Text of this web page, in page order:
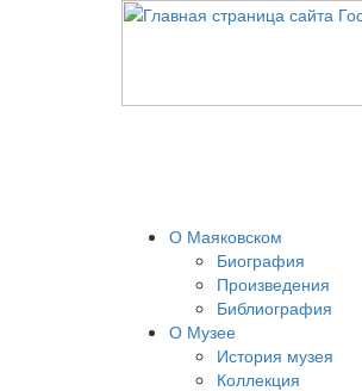
О Маяковском
Биография
Произведения
Библиография
О Музее
История музея
Коллекция